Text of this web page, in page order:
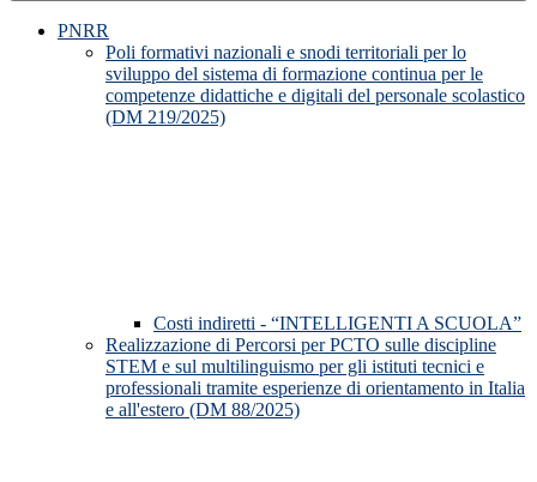
PNRR
Poli formativi nazionali e snodi territoriali per lo
sviluppo del sistema di formazione continua per le
competenze didattiche e digitali del personale scolastico
(DM 219/2025)
Costi indiretti - “INTELLIGENTI A SCUOLA”
Realizzazione di Percorsi per PCTO sulle discipline
STEM e sul multilinguismo per gli istituti tecnici e
professionali tramite esperienze di orientamento in Italia
e all'estero (DM 88/2025)